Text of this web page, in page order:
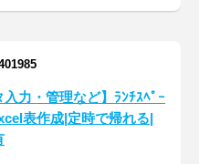
入力・管理など】ﾗﾝﾁｽﾍﾟｰ
表作成|定時で帰れる|